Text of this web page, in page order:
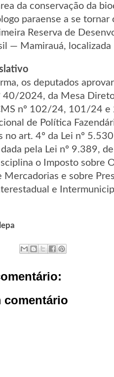
da conservação da
paraense a se
Reserva de
— Mamirauá, localizada
os deputados
40/2024, da Mesa
nº 102/24, 101/24
de Política
no art. 4º da Lei nº
pela Lei nº 9.389,
o Imposto sobre
Mercadorias e sobre
e
comentário